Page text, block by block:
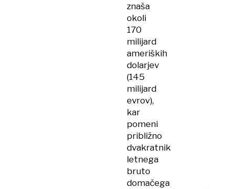
znaša
okoli
170
milijard
ameriških
dolarjev
(145
milijard
evrov),
kar
pomeni
približno
dvakratnik
letnega
bruto
domačega